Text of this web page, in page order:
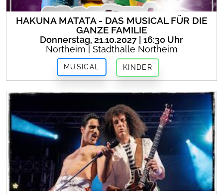
HAKUNA MATATA - DAS MUSICAL FÜR DIE
GANZE FAMILIE
Donnerstag, 21.10.2027 | 16:30 Uhr
Northeim | Stadthalle Northeim
MUSICAL KINDER